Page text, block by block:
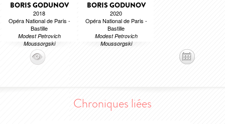
BORIS GODUNOV
2018
Opéra National de Paris -
Bastille
Modest Petrovich
Moussorgski
BORIS GODUNOV
2020
Opéra National de Paris -
Bastille
Modest Petrovich
Moussorgski
Chroniques liées